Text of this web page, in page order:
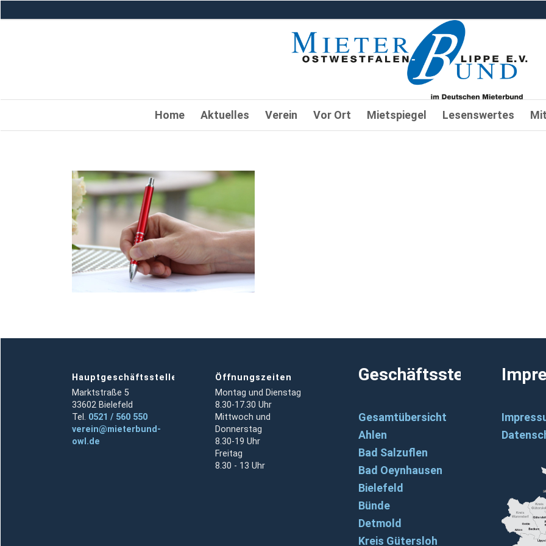
Home Aktuelles Verein Vor Ort Mietspiegel Lesenswertes
Hauptgeschäftsstelle
Marktstraße 5
33602 Bielefeld
Tel. 0521 / 560 550
verein@mieterbund-
owl.de
Öffnungszeiten
Montag und Dienstag
8.30-17.30 Uhr
Mittwoch und
Donnerstag
8.30-19 Uhr
Freitag
8.30 - 13 Uhr
Geschäftsstellen
Gesamtübersicht
Ahlen
Bad Salzuflen
Bad Oeynhausen
Bielefeld
Bünde
Detmold
Kreis Gütersloh